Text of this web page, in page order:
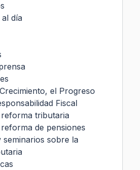
día
el Progreso
Fiscal
tributaria
de pensiones
seminarios sobre la